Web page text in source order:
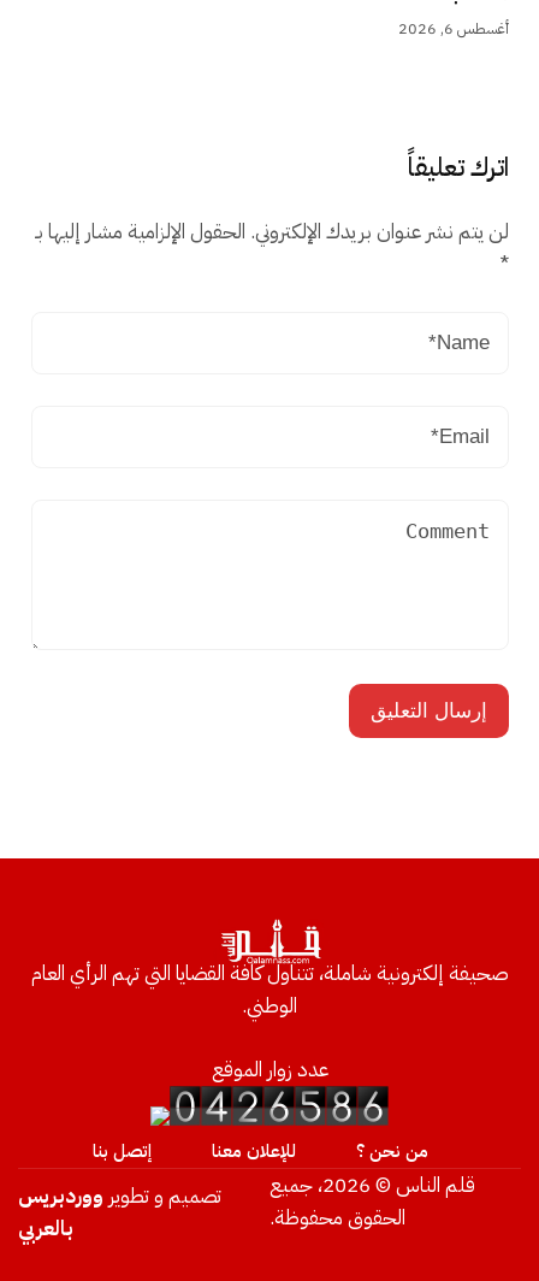
أغسطس 6, 2026
اترك تعليقاً
لن يتم نشر عنوان بريدك الإلكتروني. الحقول الإلزامية مشار إليها بـ
*
صحيفة إلكترونية شاملة، تتناول كافة القضايا التي تهم الرأي العام
الوطني.
عدد زوار الموقع
من نحن ؟ للإعلان معنا إتصل بنا
قلم الناس © 2026، جميع
الحقوق محفوظة.
تصميم و تطوير ووردبريس
بالعربي